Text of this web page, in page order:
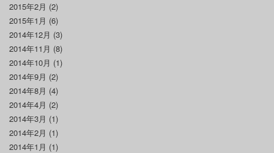
2015年2月 (2)
2015年1月 (6)
2014年12月 (3)
2014年11月 (8)
2014年10月 (1)
2014年9月 (2)
2014年8月 (4)
2014年4月 (2)
2014年3月 (1)
2014年2月 (1)
2014年1月 (1)